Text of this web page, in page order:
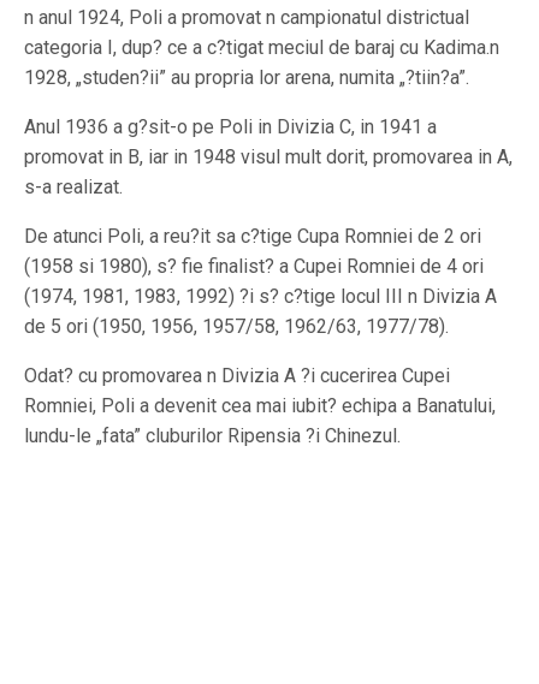
n anul 1924, Poli a promovat n campionatul districtual
categoria I, dup? ce a c?tigat meciul de baraj cu Kadima.n
1928, „studen?ii” au propria lor arena, numita „?tiin?a”.
Anul 1936 a g?sit-o pe Poli in Divizia C, in 1941 a
promovat in B, iar in 1948 visul mult dorit, promovarea in A,
s-a realizat.
De atunci Poli, a reu?it sa c?tige Cupa Romniei de 2 ori
(1958 si 1980), s? fie finalist? a Cupei Romniei de 4 ori
(1974, 1981, 1983, 1992) ?i s? c?tige locul III n Divizia A
de 5 ori (1950, 1956, 1957/58, 1962/63, 1977/78).
Odat? cu promovarea n Divizia A ?i cucerirea Cupei
Romniei, Poli a devenit cea mai iubit? echipa a Banatului,
lundu-le „fata” cluburilor Ripensia ?i Chinezul.